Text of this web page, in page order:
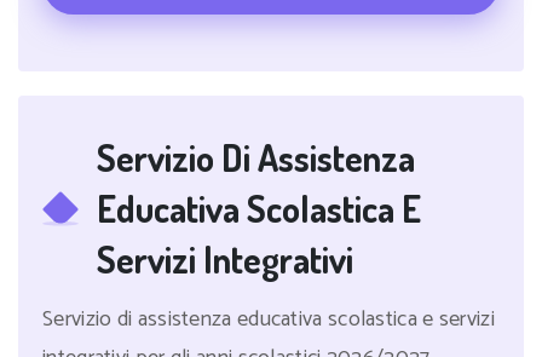
Servizio Di Assistenza
Educativa Scolastica E
Servizi Integrativi
Servizio di assistenza educativa scolastica e servizi